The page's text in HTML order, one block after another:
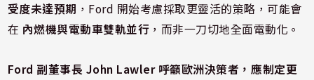
受度未達預期 ，Ford 開始考慮採取更靈活的策略，可能會
在 內燃機與電動車雙軌並行 ，而非一刀切地全面電動化。
Ford 副董事長 John Lawler 呼籲歐洲決策者，應制定更